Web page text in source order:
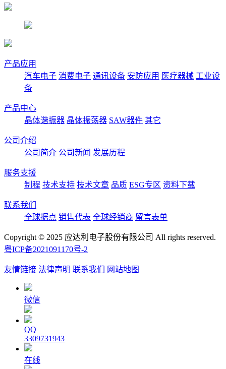
产品应用
汽车电子 消费电子 通讯设备 安防应用 医疗器械 工业设
备
产品中心
晶体谐振器 晶体振荡器 SAW器件 其它
公司介绍
公司简介 公司新闻 发展历程
服务支援
制程 技术支持 技术文章 品质 ESG专区 资料下载
联系我们
全球据点 销售代表 全球经销商 留言表单
Copyright © 2025 应达利电子股份有限公司 All rights reserved.
粤ICP备2021091170号-2
友情链接 法律声明 联系我们 网站地图
微信
QQ
3309731943
在线